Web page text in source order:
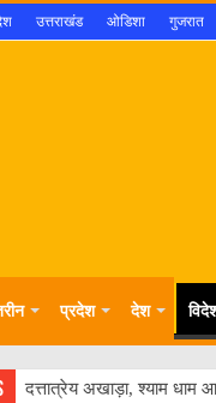
उत्तराखंड ओडिशा गुजरात
प्रदेश देश
दत्तात्रेय अखाड़ा, श्याम